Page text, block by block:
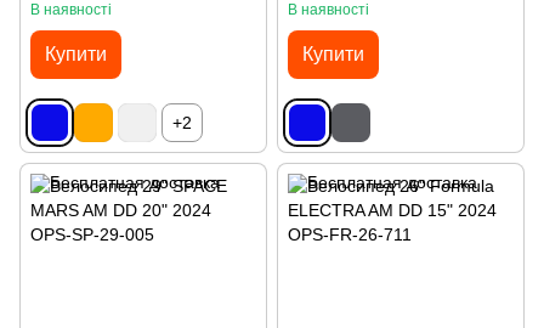
В наявності
Купити
+2
В наявності
Купити